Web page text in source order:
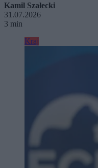
Kamil Szałecki
31.07.2026
3 min
Kraj